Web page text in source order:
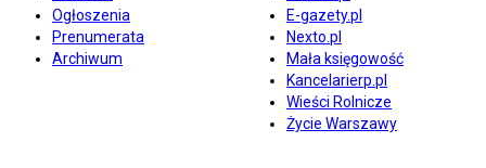
Ogłoszenia
Prenumerata
Archiwum
E-gazety.pl
Nexto.pl
Mała księgowość
Kancelarierp.pl
Wieści Rolnicze
Życie Warszawy